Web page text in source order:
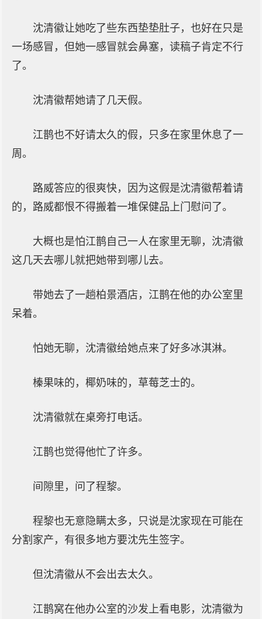
沈清徽让她吃了些东西垫垫肚子，也好在只是
一场感冒，但她一感冒就会鼻塞，读稿子肯定不行
了。
沈清徽帮她请了几天假。
江鹊也不好请太久的假，只多在家里休息了一
周。
路威答应的很爽快，因为这假是沈清徽帮着请
的，路威都恨不得搬着一堆保健品上门慰问了。
大概也是怕江鹊自己一人在家里无聊，沈清徽
这几天去哪儿就把她带到哪儿去。
带她去了一趟柏景酒店，江鹊在他的办公室里
呆着。
怕她无聊，沈清徽给她点来了好多冰淇淋。
榛果味的，椰奶味的，草莓芝士的。
沈清徽就在桌旁打电话。
江鹊也觉得他忙了许多。
间隙里，问了程黎。
程黎也无意隐瞒太多，只说是沈家现在可能在
分割家产，有很多地方要沈先生签字。
但沈清徽从不会出去太久。
江鹊窝在他办公室的沙发上看电影，沈清徽为